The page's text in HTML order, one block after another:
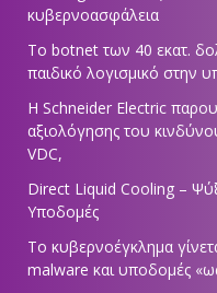
κυβερνοασφάλεια
Το botnet των 40 εκατ.
παιδικό λογισμικό στην
Η Schneider Electric
αξιολόγησης του
VDC,
Direct Liquid Cooling –
Υποδομές
Το κυβερνοέγκλημα
malware και υποδομές